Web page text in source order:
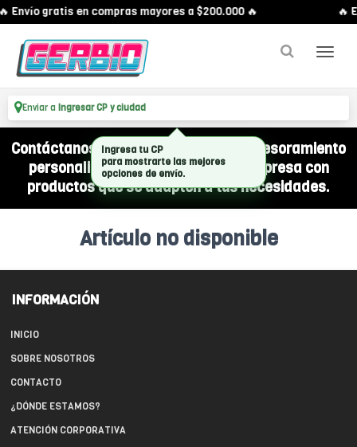
Envío gratis en compras mayores a $200.000 🔥 🔥
Enviar a Ingresar CP y ciudad
Contáctanos por WhatsApp y recibí asesoramiento
personalizado para equipar a tu empresa con
productos que se adapten a tus necesidades.
Artículo no disponible
INFORMACIÓN
INICIO
SOBRE NOSOTROS
CONTACTO
¿DÓNDE ESTAMOS?
ATENCIÓN CORPORATIVA
Ingresa tu CP
para mostrarte las mejores
opciones de envío.